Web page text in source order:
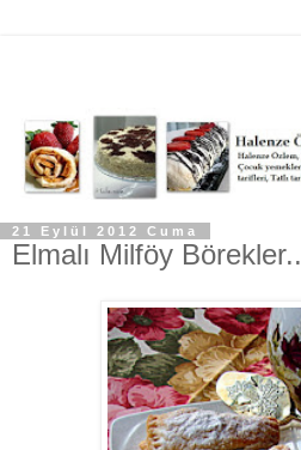
21 Eylül 2012 Cuma
Elmalı Milföy Börekler..